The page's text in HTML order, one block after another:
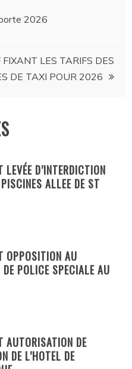
2026
LES TARIFS DES
DE TAXI POUR 2026
D’INTERDICTION
ALLEE DE ST
AU
POLICE SPECIALE AU
DE
DE L’HOTEL DE